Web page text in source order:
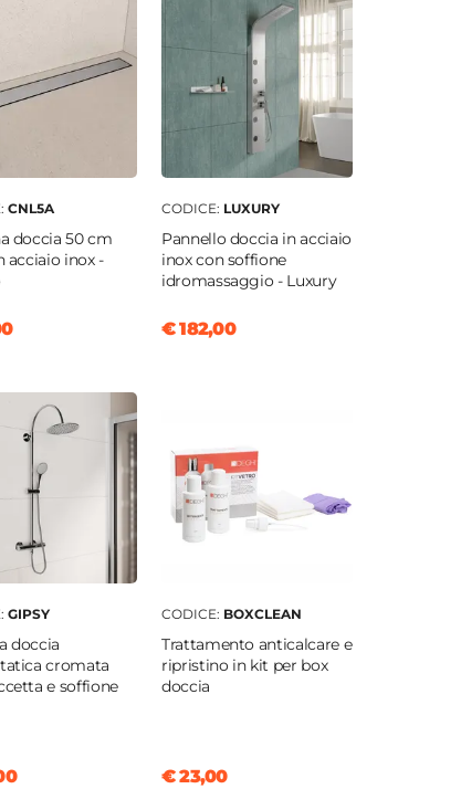
CNL5A
doccia 50 cm
acciaio inox -
CODICE: LUXURY
Pannello doccia in acciaio
inox con soffione
idromassaggio - Luxury
€ 182,00
GIPSY
doccia
cromata
e soffione
CODICE: BOXCLEAN
Trattamento anticalcare e
ripristino in kit per box
doccia
€ 23,00